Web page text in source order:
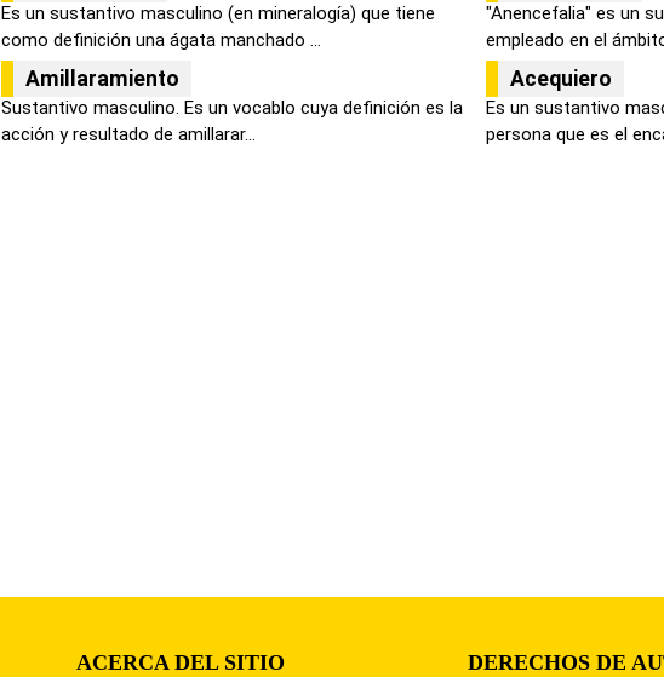
Es un sustantivo masculino (en mineralogía) que tiene
como definición una ágata manchado ...
"Anencefalia" es un
empleado en el
Amillaramiento
Sustantivo masculino. Es un vocablo cuya definición es la
acción y resultado de amillarar...
Acequiero
Es un sustantivo
persona que es el
ACERCA DEL SITIO DERECHOS DE